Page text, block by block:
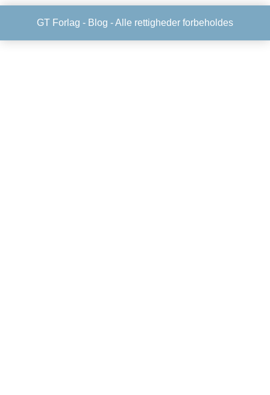
GT Forlag - Blog - Alle rettigheder forbeholdes